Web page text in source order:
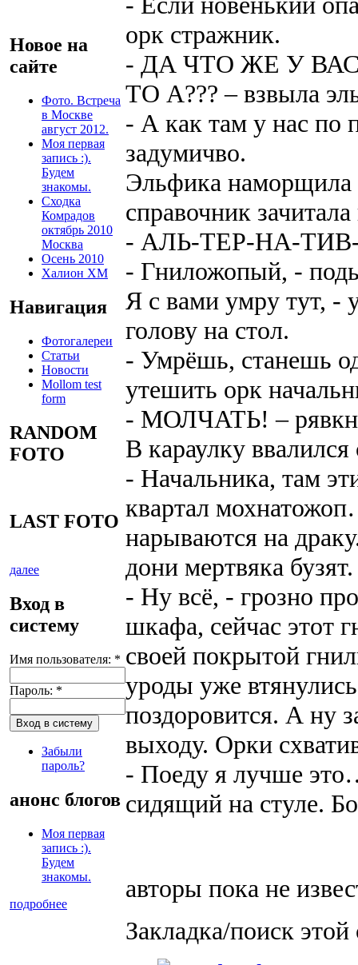
Новое на
сайте
Фото. Встреча
в Москве
август 2012.
Моя первая
запись :).
Будем
знакомы.
Сходка
Комрадов
октябрь 2010
Москва
Осень 2010
Халион ХМ
Навигация
Фотогалереи
Статьи
Новости
Mollom test
form
RANDOM
FOTO
LAST FOTO
далее
Вход в
систему
Имя пользователя: *
Пароль: *
Забыли
пароль?
анонс блогов
Моя первая
запись :).
Будем
знакомы.
подробнее
орк стражник.
- ДА ЧТО ЖЕ У
ТО А??? – взвыла
- А как там у нас по
задумичво.
Эльфика наморщила
справочник
- АЛЬ-ТЕР-НА-
- Гниложопый, -
Я с вами умру тут, -
голову на стол.
- Умрёшь, станешь
утешить орк
- МОЛЧАТЬ! –
В караулку
- Начальника, там
квартал
нарываются на
дони мертвяка бузят.
- Ну всё, - грозно
шкафа, сейчас этот
своей покрытой
уроды уже
поздоровится. А ну
выходу. Орки
- Поеду я лучше
сидящий на стуле.
авторы пока не
Закладка/поиск этой